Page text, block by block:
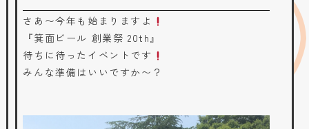
さあ〜今年も始まりますよ
『箕面ビール 創業祭 20th』
待ちに待ったイベントです
みんな準備はいいですか〜？